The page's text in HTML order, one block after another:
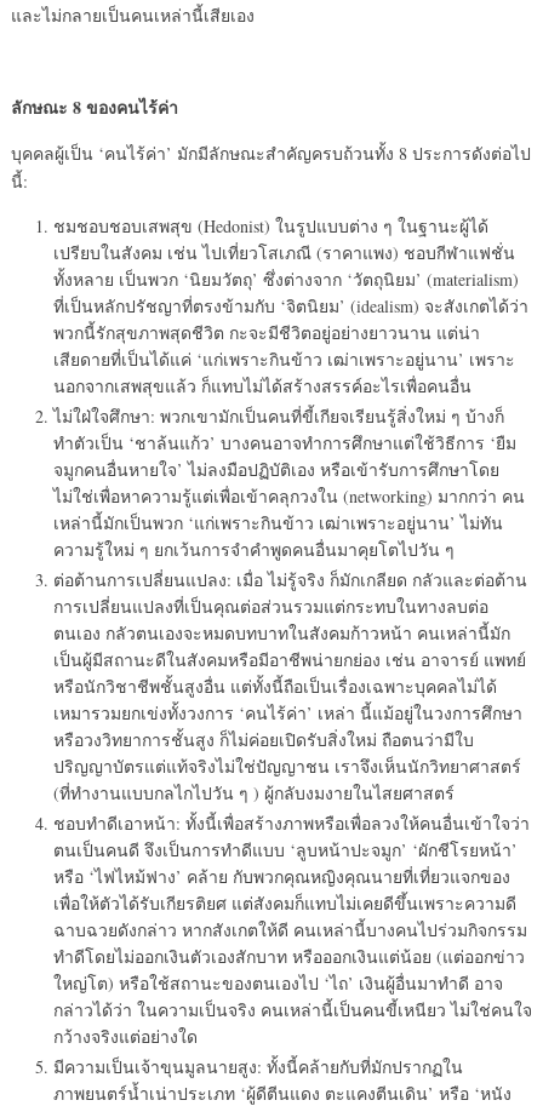
และไม่กลายเป็นคนเหล่านี้เสียเอง
ลักษณะ 8 ของคนไร้ค่า
บุคคลผู้เป็น ‘คนไร้ค่า’ มักมีลักษณะสำคัญครบถ้วนทั้ง 8 ประการดังต่อไป
นี้:
ชมชอบชอบเสพสุข (Hedonist) ในรูปแบบต่าง ๆ ในฐานะผู้ได้
เปรียบในสังคม เช่น ไปเที่ยวโสเภณี (ราคาแพง) ชอบกีฬาแฟชั่น
ทั้งหลาย เป็นพวก ‘นิยมวัตถุ’ ซึ่งต่างจาก ‘วัตถุนิยม’ (materialism)
ที่เป็นหลักปรัชญาที่ตรงข้ามกับ ‘จิตนิยม’ (idealism) จะสังเกตได้ว่า
พวกนี้รักสุขภาพสุดชีวิต กะจะมีชีวิตอยู่อย่างยาวนาน แต่น่า
เสียดายที่เป็นได้แค่ ‘แก่เพราะกินข้าว เฒ่าเพราะอยู่นาน’ เพราะ
นอกจากเสพสุขแล้ว ก็แทบไม่ได้สร้างสรรค์อะไรเพื่อคนอื่น
ไม่ใฝ่ใจศึกษา: พวกเขามักเป็นคนที่ขี้เกียจเรียนรู้สิ่งใหม่ ๆ บ้างก็
ทำตัวเป็น ‘ชาล้นแก้ว’ บางคนอาจทำการศึกษาแต่ใช้วิธีการ ‘ยืม
จมูกคนอื่นหายใจ’ ไม่ลงมือปฏิบัติเอง หรือเข้ารับการศึกษาโดย
ไม่ใช่เพื่อหาความรู้แต่เพื่อเข้าคลุกวงใน (networking) มากกว่า คน
เหล่านี้มักเป็นพวก ‘แก่เพราะกินข้าว เฒ่าเพราะอยู่นาน’ ไม่ทัน
ความรู้ใหม่ ๆ ยกเว้นการจำคำพูดคนอื่นมาคุยโตไปวัน ๆ
ต่อต้านการเปลี่ยนแปลง: เมื่อ ไม่รู้จริง ก็มักเกลียด กลัวและต่อต้าน
การเปลี่ยนแปลงที่เป็นคุณต่อส่วนรวมแต่กระทบในทางลบต่อ
ตนเอง กลัวตนเองจะหมดบทบาทในสังคมก้าวหน้า คนเหล่านี้มัก
เป็นผู้มีสถานะดีในสังคมหรือมีอาชีพน่ายกย่อง เช่น อาจารย์ แพทย์
หรือนักวิชาชีพชั้นสูงอื่น แต่ทั้งนี้ถือเป็นเรื่องเฉพาะบุคคลไม่ได้
เหมารวมยกเข่งทั้งวงการ ‘คนไร้ค่า’ เหล่า นี้แม้อยู่ในวงการศึกษา
หรือวงวิทยาการชั้นสูง ก็ไม่ค่อยเปิดรับสิ่งใหม่ ถือตนว่ามีใบ
ปริญญาบัตรแต่แท้จริงไม่ใช่ปัญญาชน เราจึงเห็นนักวิทยาศาสตร์
(ที่ทำงานแบบกลไกไปวัน ๆ ) ผู้กลับงมงายในไสยศาสตร์
ชอบทำดีเอาหน้า: ทั้งนี้เพื่อสร้างภาพหรือเพื่อลวงให้คนอื่นเข้าใจว่า
ตนเป็นคนดี จึงเป็นการทำดีแบบ ‘ลูบหน้าปะจมูก’ ‘ผักชีโรยหน้า’
หรือ ‘ไฟไหม้ฟาง’ คล้าย กับพวกคุณหญิงคุณนายที่เที่ยวแจกของ
เพื่อให้ตัวได้รับเกียรติยศ แต่สังคมก็แทบไม่เคยดีขึ้นเพราะความดี
ฉาบฉวยดังกล่าว หากสังเกตให้ดี คนเหล่านี้บางคนไปร่วมกิจกรรม
ทำดีโดยไม่ออกเงินตัวเองสักบาท หรือออกเงินแต่น้อย (แต่ออกข่าว
ใหญ่โต) หรือใช้สถานะของตนเองไป ‘ไถ’ เงินผู้อื่นมาทำดี อาจ
กล่าวได้ว่า ในความเป็นจริง คนเหล่านี้เป็นคนขี้เหนียว ไม่ใช่คนใจ
กว้างจริงแต่อย่างใด
มีความเป็นเจ้าขุนมูลนายสูง: ทั้งนี้คล้ายกับที่มักปรากฏใน
ภาพยนตร์น้ำเน่าประเภท ‘ผู้ดีตีนแดง ตะแคงตีนเดิน’ หรือ ‘หนัง